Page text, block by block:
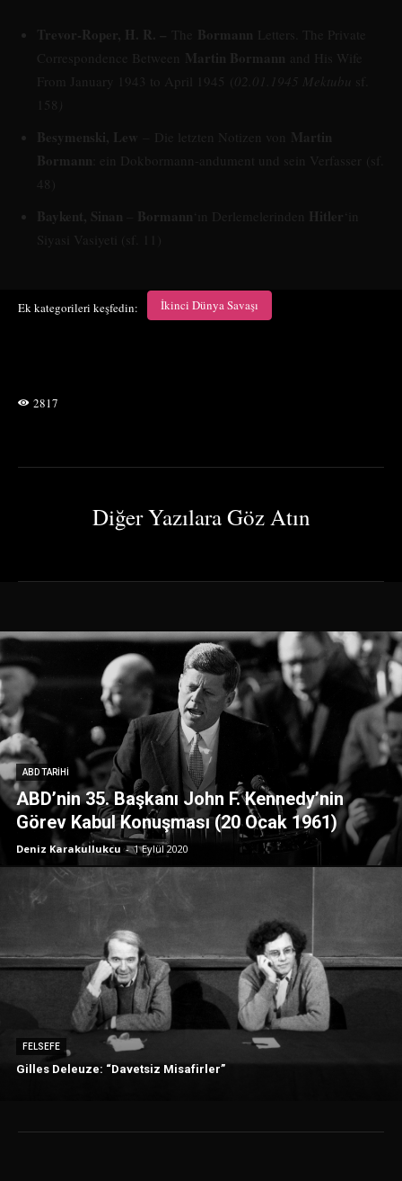
Trevor-Roper, H. R. – The Bormann Letters. The Private
Correspondence Between Martin Bormann and His Wife
From January 1943 to April 1945 ( 02.01.1945 Mektubu
158
Besymenski, Lew – Die letzten Notizen von Martin
Bormann : ein Dokbormann-andument und sein Verfasser (sf.
48)
Baykent, Sinan Bormann‘ın Derlemelerinden Hitler‘in
Siyasi Vasiyeti (sf. 11)
Ek kategorileri keşfedin: İkinci Dünya Savaşı
2817
Diğer Yazılara Göz Atın
ABD TARIHI
ABD’nin 35. Başkanı John F. Kennedy’nin
Görev Kabul Konuşması (20 Ocak 1961)
Deniz Karakullukcu - 1 Eylül 2020
FELSEFE
Gilles Deleuze: “Davetsiz Misafirler”